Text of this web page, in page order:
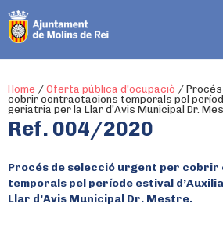
Home / Oferta pública d'ocupaciò /
cobrir contractacions temporals pel
geriatria per la Llar d’Avis Municipal Dr.
Ref. 004/2020
Procés de selecció urgent per
temporals pel període estival
Llar d’Avis Municipal Dr. Mestre.